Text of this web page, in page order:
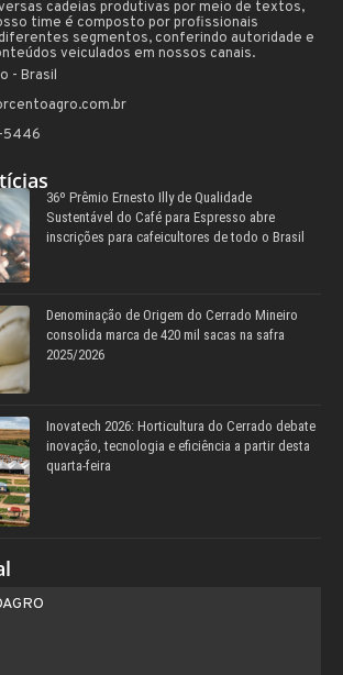
cadeias produtivas por meio de textos,
time é composto por profissionais
segmentos, conferindo autoridade e
veiculados em nossos canais.
- Brasil
5446
36º Prêmio Ernesto Illy de Qualidade
Sustentável do Café para Espresso abre
inscrições para cafeicultores de todo o Brasil
Denominação de Origem do Cerrado Mineiro
consolida marca de 420 mil sacas na safra
2025/2026
Inovatech 2026: Horticultura do Cerrado debate
inovação, tecnologia e eficiência a partir desta
quarta-feira